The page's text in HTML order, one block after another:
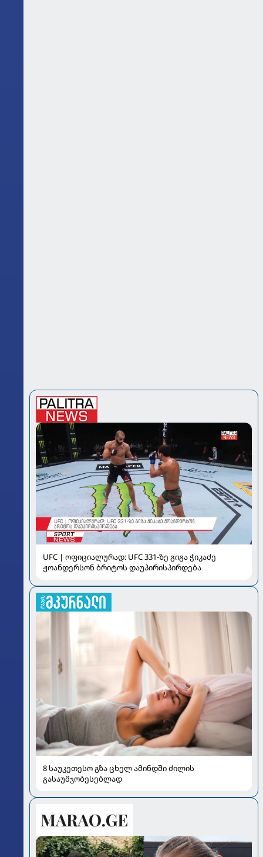
UFC | ოფიციალურად: UFC 331-ზე გიგა ჭიკაძე
ჟოანდერსონ ბრიტოს დაუპირისპირდება
8 საუკეთესო გზა ცხელ ამინდში ძილის
გასაუმჯობესებლად